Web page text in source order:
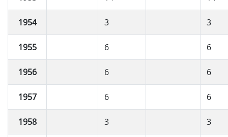
1954 3 3
1955 6 6
1956 6 6
1957 6 6
1958 3 3